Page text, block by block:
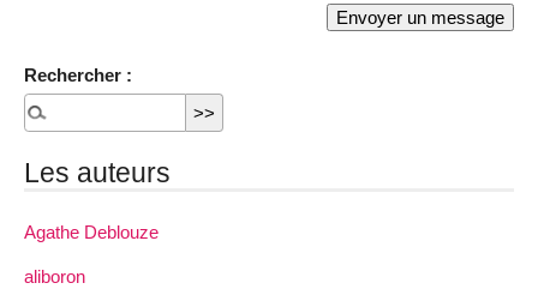
Rechercher :
Les auteurs
Agathe Deblouze
aliboron